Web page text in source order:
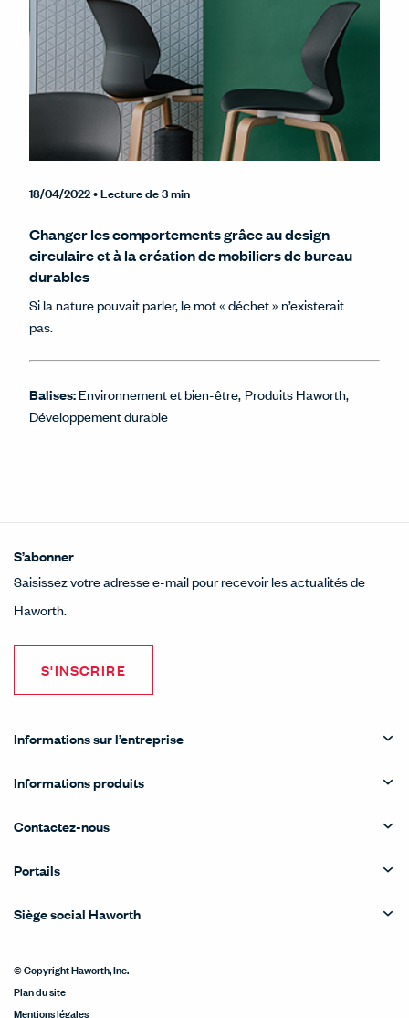
18/04/2022• Lecture de 3 min
Changer les comportements grâce au design
circulaire et à la création de mobiliers de bureau
durables
Si la nature pouvait parler, le mot « déchet » n’existerait
pas.
Balises:Environnement et bien-être Produits Haworth
Développement durable
S’abonner
Saisissez votre adresse e-mail pour recevoir les actualités de
Haworth.
S'INSCRIRE
Informations sur l’entreprise
Informations produits
Contactez-nous
Portails
Siège social Haworth
© Copyright Haworth, Inc.
Plan du site
Mentions légales